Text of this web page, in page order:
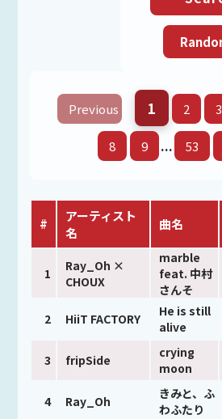
Previous 1 2 3
8 9 ... 53
#
アーティスト
名
曲名
1
Ray_Oh ×
CHOUX
marble
feat. 中村
さんそ
2 HiiT FACTORY
He is still
alive
3 fripSide
crying
moon
4 Ray_Oh
きみと、ふ
わふたり